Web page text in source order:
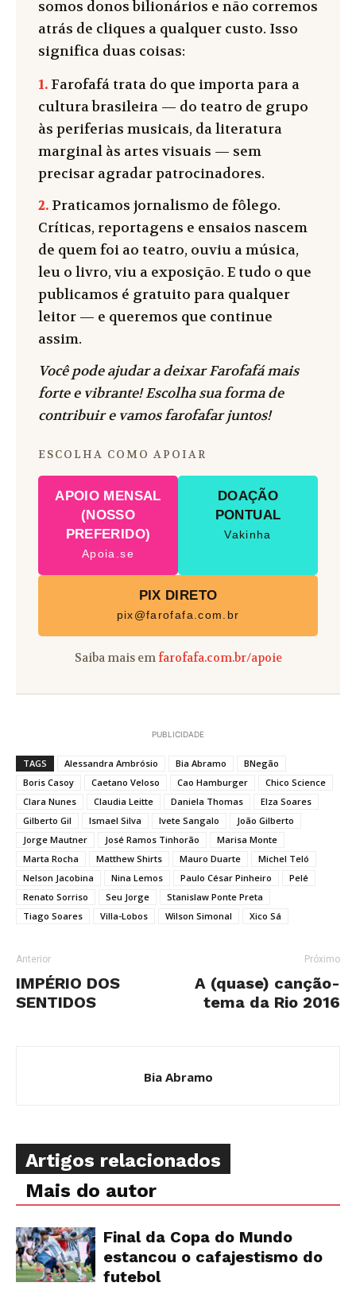
somos donos bilionários e não corremos
atrás de cliques a qualquer custo. Isso
significa duas coisas:
1. Farofafá trata do que importa para a
cultura brasileira — do teatro de grupo
às periferias musicais, da literatura
marginal às artes visuais — sem
precisar agradar patrocinadores.
2. Praticamos jornalismo de fôlego.
Críticas, reportagens e ensaios nascem
de quem foi ao teatro, ouviu a música,
leu o livro, viu a exposição. E tudo o que
publicamos é gratuito para qualquer
leitor — e queremos que continue
assim.
Você pode ajudar a deixar Farofafá mais
forte e vibrante! Escolha sua forma de
contribuir e vamos farofafar juntos!
ESCOLHA COMO APOIAR
APOIO MENSAL
(NOSSO
PREFERIDO)
Apoia.se
DOAÇÃO
PONTUAL
Vakinha
PIX DIRETO
pix@farofafa.com.br
Saiba mais emfarofafa.com.br/apoie
PUBLICIDADE
TAGS Alessandra Ambrósio Bia Abramo
BNegão
Boris Casoy
Caetano Veloso Cao Hamburger
Chico Science
Clara Nunes
Claudia Leitte Daniela Thomas
Elza Soares
Gilberto Gil
Ismael Silva Ivete Sangalo
João Gilberto
Jorge Mautner
José Ramos Tinhorão
Marisa Monte
Marta Rocha
Matthew Shirts Mauro Duarte
Michel Teló
Nelson Jacobina
Nina Lemos Paulo César Pinheiro
Pelé
Renato Sorriso
Seu Jorge
Stanislaw Ponte Preta
Tiago Soares
Villa-Lobos Wilson Simonal Xico Sá
Anterior
IMPÉRIO DOS
SENTIDOS
Próximo
A (quase) canção-
tema da Rio 2016
Bia Abramo
Artigos relacionados
Mais do autor
Final da Copa do Mundo
estancou o cafajestismo do
futebol